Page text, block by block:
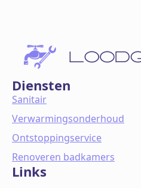
Diensten
Sanitair
Verwarmingsonderhoud
Ontstoppingservice
Renoveren badkamers
Links